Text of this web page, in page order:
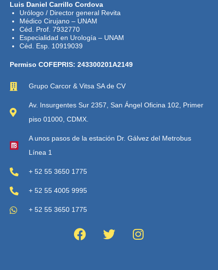
Grupo Carcor & Vitsa SA de CV
Av. Insurgentes Sur 2357, San Ángel Oficina 102, Primer
piso 01000, CDMX.
A unos pasos de la estación Dr. Gálvez del Metrobus
Línea 1
+ 52 55 3650 1775
+ 52 55 4005 9995
+ 52 55 3650 1775
F
a
T
w
I
n
Luis Daniel Carrillo Cordova
Urólogo / Director general Revita
Médico Cirujano – UNAM
Céd. Prof. 7932770
Especialidad en Urología – UNAM
Céd. Esp. 10919039
Permiso COFEPRIS: 243300201A2149